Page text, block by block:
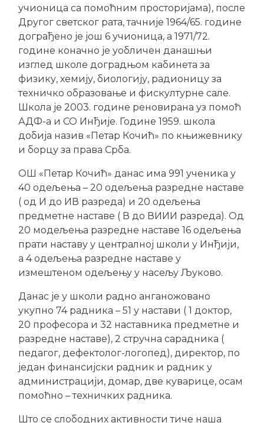
учионица са помоћним просторијама), после
Другог светског рата, тачније 1964/65. године
дограђено је још 6 учионица, а 1971/72.
године коначно је уобличен данашњи
изглед школе доградњом кабинета за
физику, хемију, биологију, радионицу за
техничко образовање и фискултурне сале.
Школа је 2003. године реновирана уз помоћ
АДФ-а и СО Инђије. Године 1959. школа
добија назив «Петар Кочић» по књижевнику
и борцу за права Срба.
ОШ «Петар Кочић» данас има 991 ученика у
40 одељења – 20 одељења разредне наставе
( од И до ИВ разреда) и 20 одељења
предметне наставе ( В до ВИИИ разреда). Од
20 модељења разредне наставе 16 одељења
прати наставу у централној школи у Инђији,
а 4 одељења разредне наставе у
измештеном одељењу у насељу Љуково.
Данас је у школи радно анганожовано
укупно 74 радника – 51 у настави ( 1 доктор,
20 професора и 32 наставника предметне и
разредне наставе), 2 стручна сарадника (
педагог, дефектолог-логопед), директор, по
један финансијски радник и радник у
администрацији, домар, две куварице, осам
помоћно – техничких радника.
Што се слободних активности тиче наша